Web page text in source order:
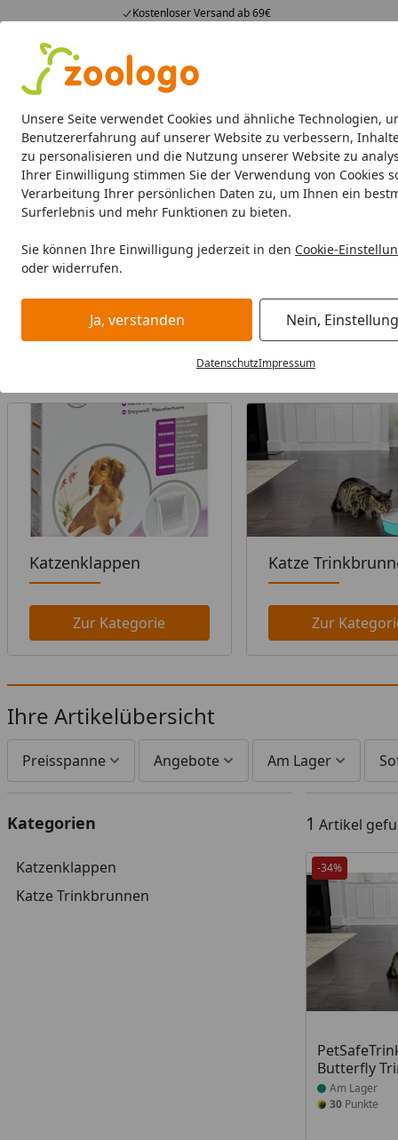
Unsere Seite verwendet Cookies und ähnliche Technologien,
Benutzererfahrung auf unserer Website zu verbessern,
zu personalisieren und die Nutzung unserer Website zu
Ihrer Einwilligung stimmen Sie der Verwendung von Cookies
Verarbeitung Ihrer persönlichen Daten zu, um Ihnen ein
Surferlebnis und mehr Funktionen zu bieten.
Sie können Ihre Einwilligung jederzeit in den Cookie-
oder widerrufen.
Ja, verstanden Nein,
DatenschutzImpressum
Kostenloser Versand ab 69€
4,74
23.587 Bewertungen
Alle Produkte
Alle Produkte Angebote Neuheiten Sommerhits
PetSafe Katzenklappen Katze Trinkbrunnen
Startseite
PetSafe
PetSafe
PetSafe bei Zoologo und finden Sie passende
Bedürfnisse.
Wählen Sie Ihre Wunschkategorie
Katzenklappen
Zur Kategorie
Katze
Zur
Ihre Artikelübersicht
Preisspanne Angebote Am Lager
Kategorien
Katzenklappen
Katze Trinkbrunnen
1 Artikel
-34%
Butterfly
Produkt
Am Lager
30 Punkte